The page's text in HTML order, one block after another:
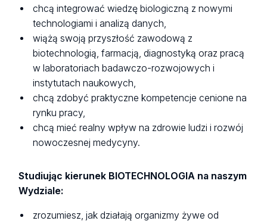
chcą integrować wiedzę biologiczną z nowymi
technologiami i analizą danych,
wiążą swoją przyszłość zawodową z
biotechnologią, farmacją, diagnostyką oraz pracą
w laboratoriach badawczo-rozwojowych i
instytutach naukowych,
chcą zdobyć praktyczne kompetencje cenione na
rynku pracy,
chcą mieć realny wpływ na zdrowie ludzi i rozwój
nowoczesnej medycyny.
Studiując kierunek BIOTECHNOLOGIA na naszym
Wydziale:
zrozumiesz, jak działają organizmy żywe od